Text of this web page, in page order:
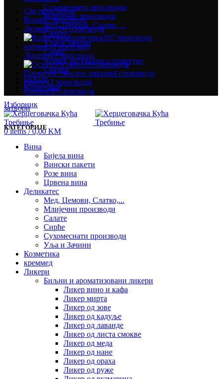
Сухомеснати производи
Млијечни производи
Мед, Џемови, Слатко,…
Салате
Уља и Зачини
Сирће
Чајеви, екстракти и тинктуре
Сокови
Остало
Козметика
Изборник
0items / 0,00KM
Све производи
Вина67 производа
Деликатес96 производа
Козметика107 производа
креммед1 производ
Ликери49 производа
Остало116 производа
Премиум / поклон ликери4 производи
Ракије42 производи
Сокови30 производа
затвори
КАТЕГОРИЈЕ
Вина
Бијела вина
Вински пакети
Розе вина
Црвена вина
Деликатес
Мед, Џемови, Слатко,...
Млијечни производи
Салате
Сирће
Сухомеснати производи
Уља и Зачини
Козметика
креммед
Ликери
Биљни и ароматизовани ликери
Ликер вино и кафа
Ликер мирта
Ликер од зове
Ликер од кадуље
Ликер од лаванде
Ликер од листа смокве
Ликер од меда
Ликер од нане
Ликер од ораха
Ликер од руже